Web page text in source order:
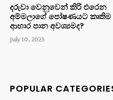
දරුවා වෙනුවෙන් කිරි එරෙන
අම්මලාගේ පෝෂණයට කෘතිම
ආහාර පාන අවශ්‍යමද?
July 10, 2023
POPULAR